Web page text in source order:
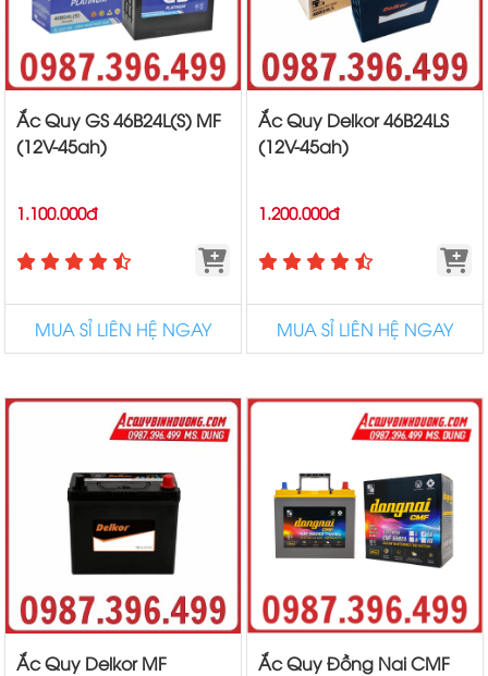
Ắc Quy GS 46B24L(S) MF
(12V-45ah)
1.100.000đ
MUA SỈ LIÊN HỆ NGAY
Ắc Quy Delkor 46B24LS
(12V-45ah)
1.200.000đ
MUA SỈ LIÊN HỆ NGAY
Ắc Quy Delkor MF
Ắc Quy Đồng Nai CMF